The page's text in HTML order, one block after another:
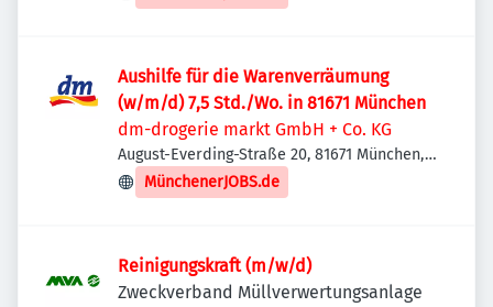
Aushilfe für die Warenverräumung
(w/m/d) 7,5 Std./Wo. in 81671 München
dm-drogerie markt GmbH + Co. KG
August-Everding-Straße 20, 81671 München,
Deutschland
MünchenerJOBS.de
Reinigungskraft (m/w/d)
Zweckverband Müllverwertungsanlage